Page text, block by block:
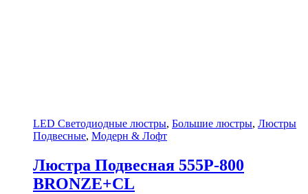
LED Светодиодные люстры, Большие люстры, Люстры
Подвесные, Модерн & Лофт
Люстра Подвесная 555P-800
BRONZE+CL